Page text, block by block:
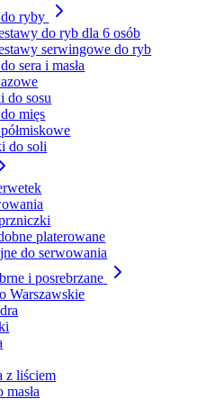
ryby
do ryb dla 6 osób
serwingowe do ryb
sera i masła
do sosu
mięs
do soli
platerowane
do serwowania
i posrebrzane
Warszawskie
z liściem